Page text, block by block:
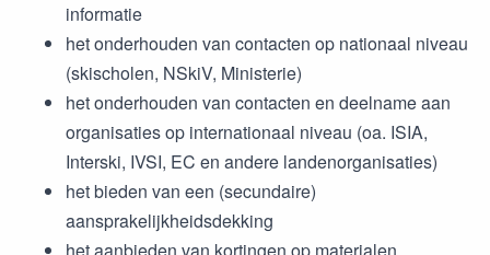
informatie
het onderhouden van contacten op nationaal niveau
(skischolen, NSkiV, Ministerie)
het onderhouden van contacten en deelname aan
organisaties op internationaal niveau (oa. ISIA,
Interski, IVSI, EC en andere landenorganisaties)
het bieden van een (secundaire)
aansprakelijkheidsdekking